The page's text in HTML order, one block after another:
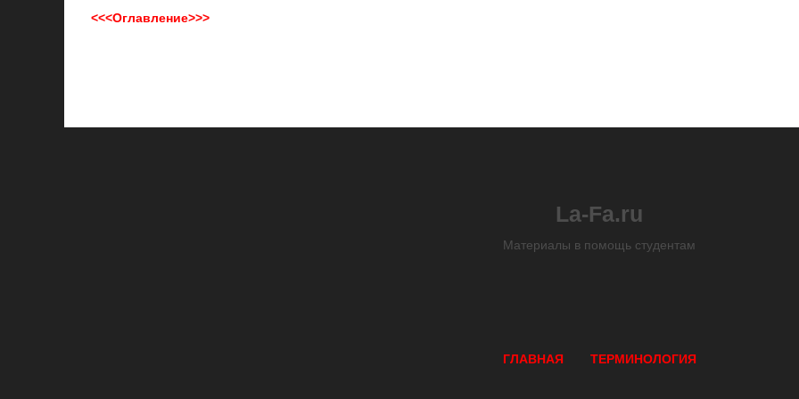
<<<Оглавление>>>
La-Fa.ru
Материалы в помощь студентам
ГЛАВНАЯ ТЕРМИНОЛОГИЯ